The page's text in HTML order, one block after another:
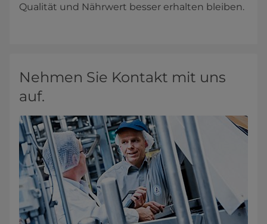
Qualität und Nährwert besser erhalten bleiben.
Nehmen Sie Kontakt mit uns
auf.